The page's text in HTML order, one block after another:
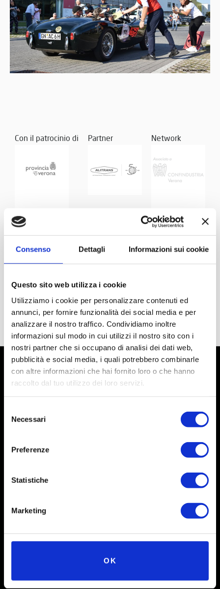
Consenso Dettagli Informazioni sui cookie
Questo sito web utilizza i cookie
Utilizziamo i cookie per personalizzare contenuti ed
annunci, per fornire funzionalità dei social media e per
analizzare il nostro traffico. Condividiamo inoltre
informazioni sul modo in cui utilizzi il nostro sito con i
nostri partner che si occupano di analisi dei dati web,
pubblicità e social media, i quali potrebbero combinarle
con altre informazioni che hai fornito loro o che hanno
raccolto dal tuo utilizzo dei loro servizi.
delNecessari
Preferenze
Statistiche
Marketing
OK
Con il patrocinio di Partner Network
Social
X
Youtube